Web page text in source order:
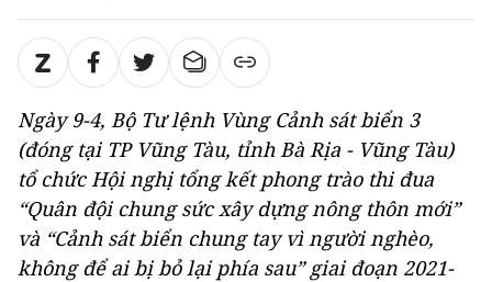
Ngày 9-4, Bộ Tư lệnh Vùng Cảnh sát biển 3
(đóng tại TP Vũng Tàu, tỉnh Bà Rịa - Vũng Tàu)
tổ chức Hội nghị tổng kết phong trào thi đua
“Quân đội chung sức xây dựng nông thôn mới”
và “Cảnh sát biển chung tay vì người nghèo,
không để ai bị bỏ lại phía sau” giai đoạn 2021-